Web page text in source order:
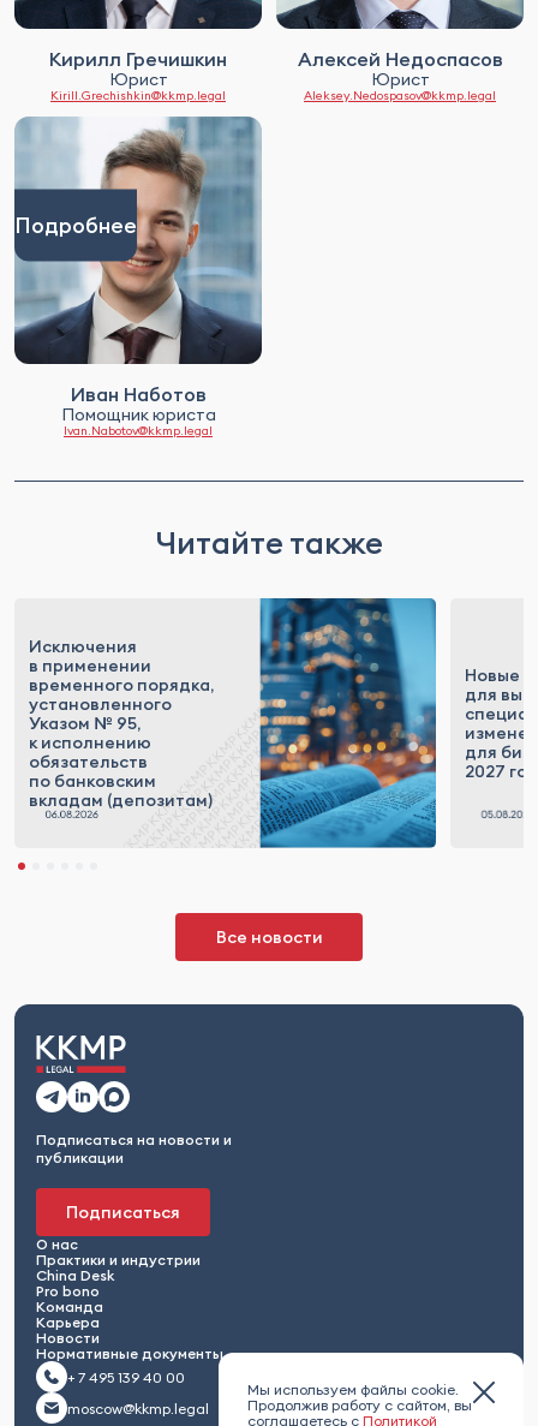
Кирилл Гречишкин
Юрист
Kirill.Grechishkin@kkmp.legal
Алексей Недоспасов
Юрист
Aleksey.Nedospasov@kkmp.legal
Подробнее
Иван Наботов
Помощник юриста
Ivan.Nabotov@kkmp.legal
Читайте также
Исключения
в применении
временного порядка,
установленного
Указом № 95,
к исполнению
обязательств
по банковским
вкладам (депозитам)
Новые
для
для
2027
Все новости
Мы используем файлы cookie.
Продолжив работу с сайтом, вы
соглашаетесь с Политикой
Подписаться на новости и
публикации
Подписаться
О нас
Практики и индустрии
China Desk
Pro bono
Команда
Карьера
Новости
Нормативные документы
+ 7 495 139 40 00
moscow@kkmp.legal